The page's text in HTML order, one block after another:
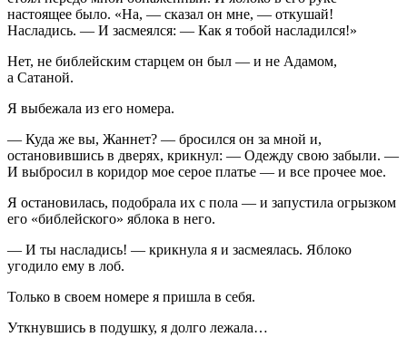
настоящее было. «На, — сказал он мне, — откушай!
Насладись. — И засмеялся: — Как я тобой насладился!»
Нет, не библейским старцем он был — и не Адамом,
а Сатаной.
Я выбежала из его номера.
— Куда же вы, Жаннет? — бросился он за мной и,
остановившись в дверях, крикнул: — Одежду свою забыли. —
И выбросил в коридор мое серое платье — и все прочее мое.
Я остановилась, подобрала их с пола — и запустила огрызком
его «библейского» яблока в него.
— И ты насладись! — крикнула я и засмеялась. Яблоко
угодило ему в лоб.
Только в своем номере я пришла в себя.
Уткнувшись в подушку, я долго лежала…